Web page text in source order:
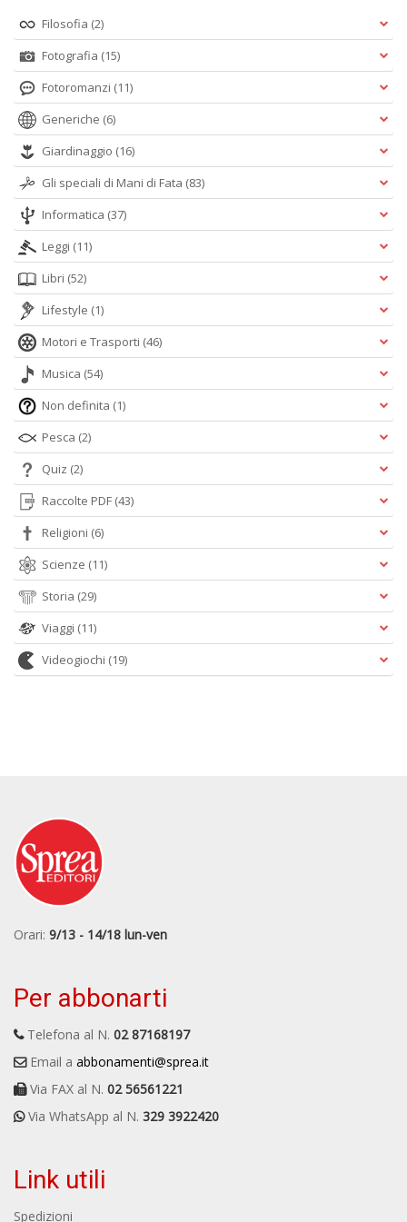
Filosofia (2)
Fotografia (15)
Fotoromanzi (11)
Generiche (6)
Giardinaggio (16)
Gli speciali di Mani di Fata (83)
Informatica (37)
Leggi (11)
Libri (52)
Lifestyle (1)
Motori e Trasporti (46)
Musica (54)
Non definita (1)
Pesca (2)
Quiz (2)
Raccolte PDF (43)
Religioni (6)
Scienze (11)
Storia (29)
Viaggi (11)
Videogiochi (19)
Orari: 9/13 - 14/18 lun-ven
Per abbonarti
Telefona al N. 02 87168197
Email a abbonamenti@sprea.it
Via FAX al N. 02 56561221
Via WhatsApp al N. 329 3922420
Link utili
Spedizioni